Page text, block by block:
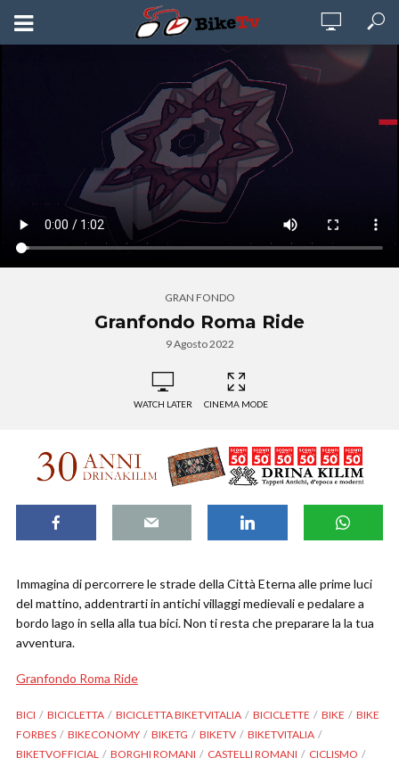
GRAN FONDO
Granfondo Roma Ride
9 Agosto 2022
WATCH LATER CINEMA MODE
Immagina di percorrere le strade della Città Eterna alle prime luci
del mattino, addentrarti in antichi villaggi medievali e pedalare a
bordo lago in sella alla tua bici. Non ti resta che preparare la la tua
avventura.
Granfondo Roma Ride
BICI BICICLETTA BICICLETTA BIKETVITALIA BICICLETTE BIKE
BIKE
FORBES
BIKECONOMY BIKETG BIKETV
BIKETVITALIA
BIKETVOFFICIAL
BORGHI ROMANI CASTELLI ROMANI
CICLISMO